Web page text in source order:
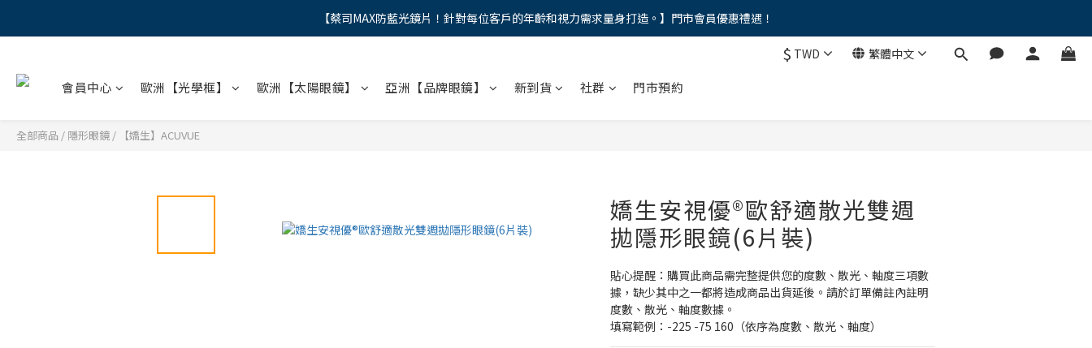
"馬年新章續寫，視界品味進階，限時禮遇 9 折無上限，12期分期免手續費。。
【蔡司MAX防藍光鏡片！針對每位客戶的年齡和視力需求量身打造。】門市會員優惠禮遇！
$ TWD 繁體中文
會員中心 歐洲【光學框】 歐洲【太陽眼鏡】 亞洲【品牌眼鏡】 新到貨 社群 門市預約
全部商品 / 隱形眼鏡 / 【嬌生】ACUVUE
嬌生安視優®歐舒適散光雙週
拋隱形眼鏡(6片裝)
貼心提醒：購買此商品需完整提供您的度數、散光、軸度三項數
據，缺少其中之一都將造成商品出貨延後。請於訂單備註內註明
度數、散光、軸度數據。
填寫範例：-225 -75 160（依序為度數、散光、軸度）